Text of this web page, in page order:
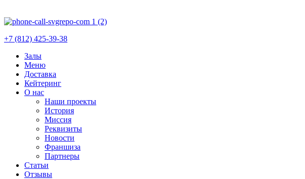
+7 (812) 425-39-38
Залы
Меню
Доставка
Кейтеринг
О нас
Наши проекты
История
Миссия
Реквизиты
Новости
Франшиза
Партнеры
Статьи
Отзывы